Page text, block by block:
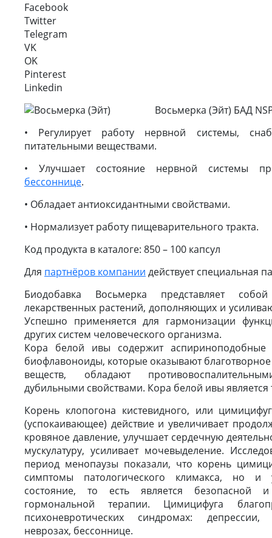
Facebook
Twitter
Telegram
VK
OK
Pinterest
Linkedin
Восьмерка (Эйт) БАД
• Регулирует работу нервной системы,
питательными веществами.
• Улучшает состояние нервной системы
бессоннице.
• Обладает антиоксидантными свойствами.
• Нормализует работу пищеварительного тракта.
Код продукта в каталоге: 850 – 100 капсул
Для партнёров компании действует специальная
Биодобавка Восьмерка представляет
лекарственных растений, дополняющих и
Успешно применяется для гармонизации
других систем человеческого организма.
Кора белой ивы содержит
биофлавоноиды, которые оказывают
веществ, обладают
дубильными свойствами. Кора белой ивы является
Корень клопогона кистевидного, или
(успокаивающее) действие и увеличивает
кровяное давление, улучшает сердечную
мускулатуру, усиливает мочевыделение.
период менопаузы показали, что корень
симптомы патологического климакса, но и
состояние, то есть является безопасной
гормональной терапии. Цимицифуга
психоневротических синдромах: депрессии,
неврозах, бессоннице.